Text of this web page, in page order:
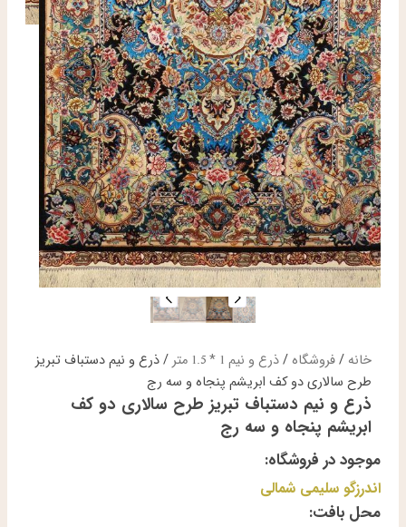
خانه /فروشگاه/ذرع و نیم 1 * 1.5 متر
/ ذرع و نیم دستباف تبریز
طرح سالاری دو کف ابریشم پنجاه و سه رج
ذرع و نیم دستباف تبریز طرح سالاری دو کف
ابریشم پنجاه و سه رج
موجود در فروشگاه:
اندرزگو سلیمی شمالی
محل بافت: